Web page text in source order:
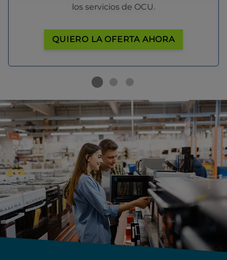
los servicios de OCU.
QUIERO LA OFERTA AHORA